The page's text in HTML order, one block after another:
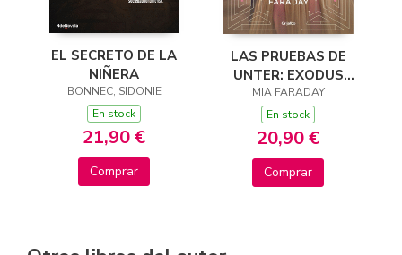
EL SECRETO DE LA
NIÑERA
BONNEC, SIDONIE
En stock
21,90 €
Comprar
LAS PRUEBAS DE
UNTER: EXODUS
(TRILOGÍA DE
UNTER 3)
MIA FARADAY
En stock
20,90 €
Comprar